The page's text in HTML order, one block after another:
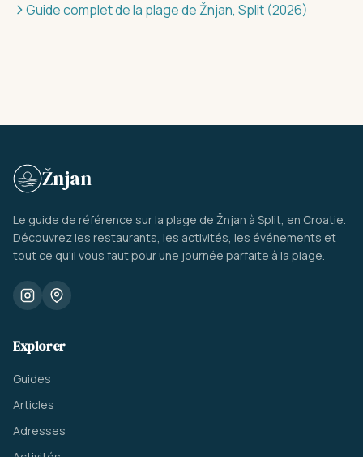
Guide complet de la plage de Žnjan, Split (2026)
Žnjan
Le guide de référence sur la plage de Žnjan à Split, en Croatie.
Découvrez les restaurants, les activités, les événements et
tout ce qu'il vous faut pour une journée parfaite à la plage.
Explorer
Guides
Articles
Adresses